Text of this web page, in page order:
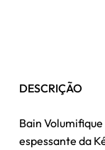
DESCRIÇÃO
Bain
espessante da